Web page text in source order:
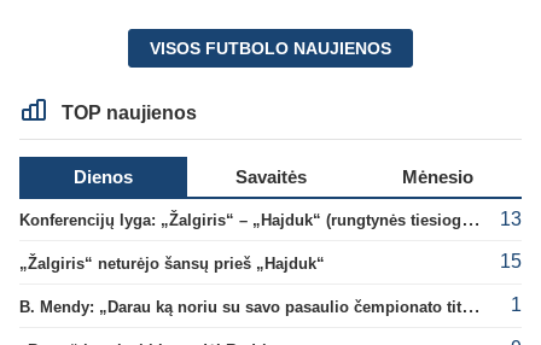
VISOS FUTBOLO NAUJIENOS
TOP naujienos
Dienos Savaitės Mėnesio
Konferencijų lyga: „Žalgiris“ – „Hajduk“ (rungtynės tiesiogiai) 13
„Žalgiris“ neturėjo šansų prieš „Hajduk“ 15
B. Mendy: „Darau ką noriu su savo pasaulio čempionato titulu“ 1